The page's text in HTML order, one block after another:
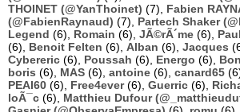
THOINET (@YanThoinet) (7), Fabien
(@FabienRaynaud) (7), Partech Shaker
Legend (6), Romain (6), JÃ©rÃ´me (6), Paul
(6), Benoit Felten (6), Alban (6), Jacques
Cybereric (6), Poussah (6), Energo (6),
boris (6), MAS (6), antoine (6), canard65
PEAI60 (6), Free4ever(6), Guerric (6),
loÃ¯c (6), Matthieu Dufour